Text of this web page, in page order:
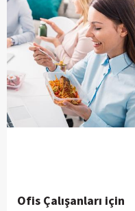
Ofis Çalışanları için